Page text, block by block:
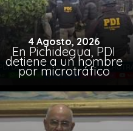
4 Agosto, 2026
En Pichidegua, PDI
detiene a un hombre
por microtráfico